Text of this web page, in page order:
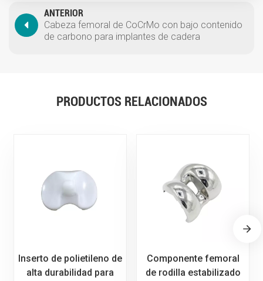
ANTERIOR
Cabeza femoral de CoCrMo con bajo contenido
de carbono para implantes de cadera
PRODUCTOS RELACIONADOS
Inserto de polietileno de
alta durabilidad para
Componente femoral
de rodilla estabilizado